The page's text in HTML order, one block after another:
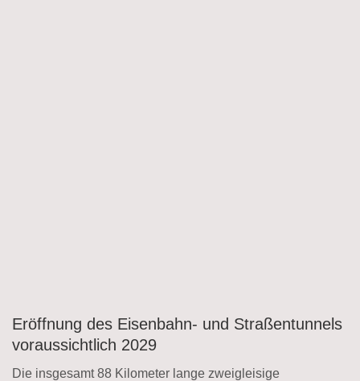
Eröffnung des Eisenbahn- und Straßentunnels
voraussichtlich 2029
Die insgesamt 88 Kilometer lange zweigleisige